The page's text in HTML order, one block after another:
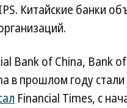
Китайские банки
Bank of China, Bank
в прошлом году
Financial Times, с